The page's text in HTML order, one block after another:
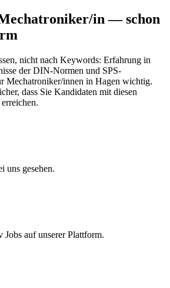
in— schon
nicht nach Keywords: Erfahrung in
der DIN-Normen und SPS-
Mechatroniker/innen in Hagen wichtig.
dass Sie Kandidaten mit diesen
uns gesehen.
auf unserer Plattform.